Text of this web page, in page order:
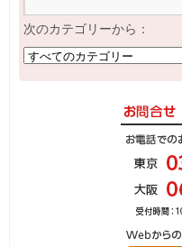
次のカテゴリーから：